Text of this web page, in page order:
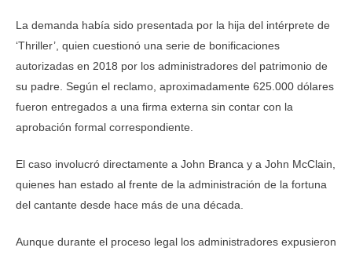
La demanda había sido presentada por la hija del intérprete de
‘Thriller’, quien cuestionó una serie de bonificaciones
autorizadas en 2018 por los administradores del patrimonio de
su padre. Según el reclamo, aproximadamente 625.000 dólares
fueron entregados a una firma externa sin contar con la
aprobación formal correspondiente.
El caso involucró directamente a John Branca y a John McClain,
quienes han estado al frente de la administración de la fortuna
del cantante desde hace más de una década.
Aunque durante el proceso legal los administradores expusieron